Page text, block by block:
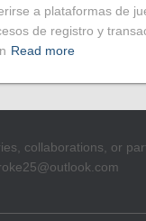
a plataformas de
de registro y
Read more
collaborations, or